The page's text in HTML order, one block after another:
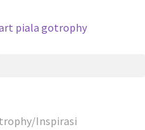
Inspirasi